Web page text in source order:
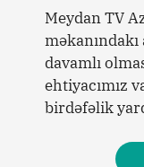
Meydan TV
davamlı
ehtiyacımız
birdəfəlik